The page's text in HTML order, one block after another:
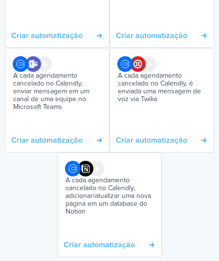
Criar automatização Criar automatização
A cada agendamento
cancelado no Calendly,
enviar mensagem em um
canal de uma equipe no
Microsoft Teams
Criar automatização
A cada agendamento
cancelado no Calendly, é
enviada uma mensagem de
voz via Twilio
Criar automatização
A cada agendamento
cancelado no Calendly,
adicionar/atualizar uma nova
página em um database do
Notion
Criar automatização